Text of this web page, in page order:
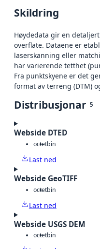
Skildring
Høydedata gir en
overflate. Dataene er
laserskanning eller
har varierende tetthet
Fra punktskyene er det
format av terreng (DTM)
Distribusjonar 5
Webside DTED
octetbin
Last ned
Webside GeoTIFF
octetbin
Last ned
Webside USGS DEM
octetbin